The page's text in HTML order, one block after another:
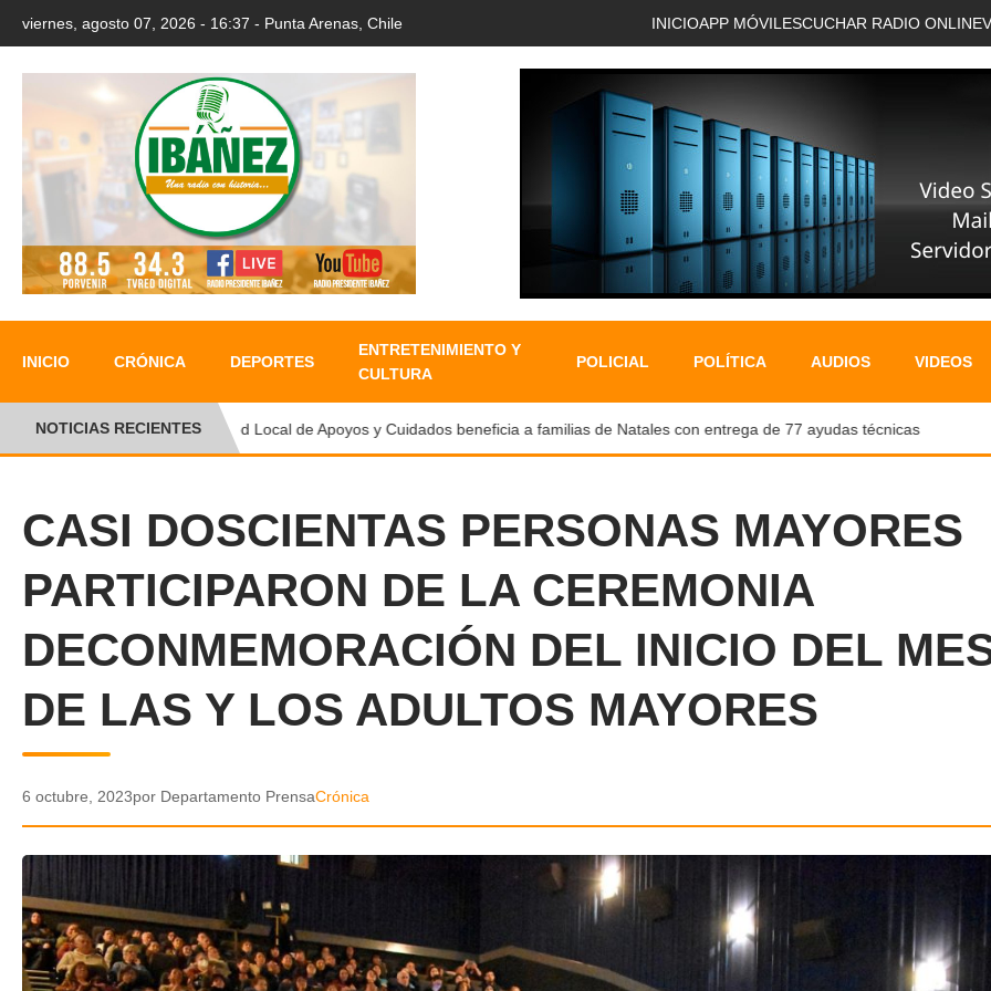
viernes, agosto 07, 2026 - 16:37 - Punta Arenas, Chile INICIOAPP MÓVIL ESCUCHAR RADIO ONLINE
INICIO CRÓNICA DEPORTES
ENTRETENIMIENTO Y
CULTURA
POLICIAL POLÍTICA AUDIOS VIDEOS
NOTICIAS RECIENTESRed Local de Apoyos y Cuidados beneficia a familias de Natales con entrega de 77 ayudas técnicas
CASI DOSCIENTAS PERSONAS MAYORES
PARTICIPARON DE LA CEREMONIA
DECONMEMORACIÓN DEL INICIO DEL
DE LAS Y LOS ADULTOS MAYORES
6 octubre, 2023por Departamento PrensaCrónica